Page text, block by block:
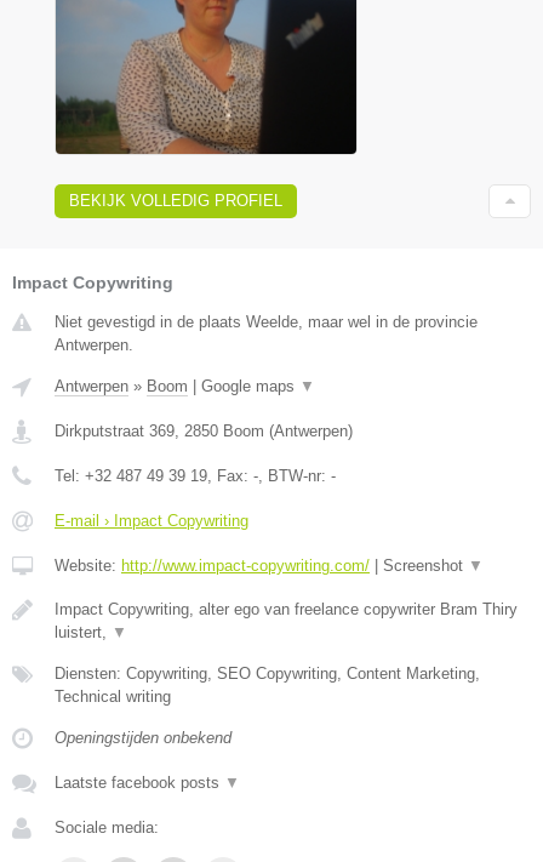
BEKIJK VOLLEDIG PROFIEL
Impact Copywriting
Niet gevestigd in de plaats Weelde, maar wel in de provincie
Antwerpen.
Antwerpen » Boom Google maps ▼
Dirkputstraat 369 2850 Boom (Antwerpen)
Tel: +32 487 49 39 19 , Fax: - , BTW-nr: -
E-mail › Impact Copywriting
Website: http://www.impact-copywriting.com/ Screenshot ▼
Impact Copywriting, alter ego van freelance copywriter Bram Thiry
luistert,
▼
Diensten: Copywriting, SEO Copywriting, Content Marketing,
Technical writing
Openingstijden onbekend
Laatste facebook posts ▼
Sociale media: